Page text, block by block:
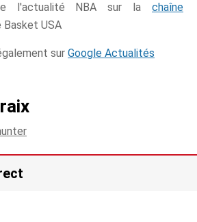
l'actualité NBA sur la chaîne
Basket USA
sur Google Actualités